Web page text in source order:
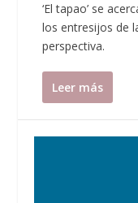
‘El tapao’ se
los entresijos de
perspectiva.
Leer más